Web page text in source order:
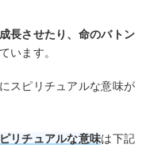
長させたり、命のバトン
います。
スピリチュアルな意味が
リチュアルな意味は下記